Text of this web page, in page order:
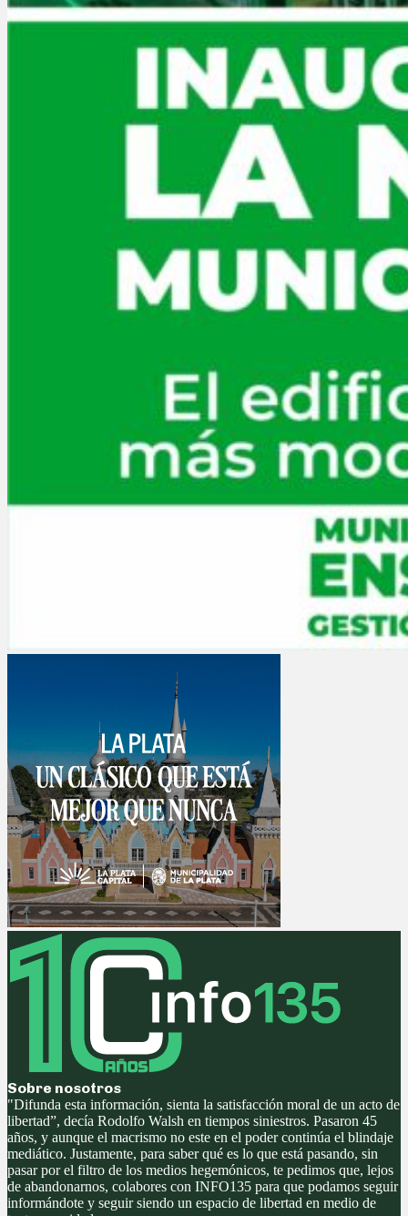
Sobre nosotros
"Difunda esta información, sienta la satisfacción moral de un acto de
libertad”, decía Rodolfo Walsh en tiempos siniestros. Pasaron 45
años, y aunque el macrismo no este en el poder continúa el blindaje
mediático. Justamente, para saber qué es lo que está pasando, sin
pasar por el filtro de los medios hegemónicos, te pedimos que, lejos
de abandonarnos, colabores con INFO135 para que podamos seguir
informándote y seguir siendo un espacio de libertad en medio de